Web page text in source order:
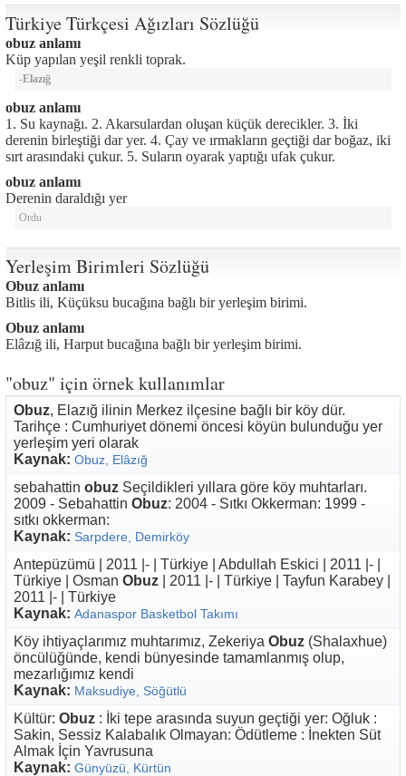
Türkiye Türkçesi Ağızları Sözlüğü
obuz anlamı
Küp yapılan yeşil renkli toprak.
-Elazığ
obuz anlamı
1. Su kaynağı. 2. Akarsulardan oluşan küçük derecikler. 3. İki
derenin birleştiği dar yer. 4. Çay ve ırmakların geçtiği dar boğaz, iki
sırt arasındaki çukur. 5. Suların oyarak yaptığı ufak çukur.
obuz anlamı
Derenin daraldığı yer
Ordu
Yerleşim Birimleri Sözlüğü
Obuz anlamı
Bitlis ili, Küçüksu bucağına bağlı bir yerleşim birimi.
Obuz anlamı
Elâzığ ili, Harput bucağına bağlı bir yerleşim birimi.
"obuz" için örnek kullanımlar
Obuz, Elazığ ilinin Merkez ilçesine bağlı bir köy dür.
Tarihçe : Cumhuriyet dönemi öncesi köyün bulunduğu yer
yerleşim yeri olarak
Kaynak: Obuz, Elâzığ
sebahattin obuz Seçildikleri yıllara göre köy muhtarları.
2009 - Sebahattin Obuz: 2004 - Sıtkı Okkerman: 1999 -
sıtkı okkerman:
Kaynak: Sarpdere, Demirköy
Antepüzümü | 2011 |- | Türkiye | Abdullah Eskici | 2011 |- |
Türkiye | Osman Obuz | 2011 |- | Türkiye | Tayfun Karabey |
2011 |- | Türkiye
Kaynak: Adanaspor Basketbol Takımı
Köy ihtiyaçlarımız muhtarımız, Zekeriya Obuz (Shalaxhue)
öncülüğünde, kendi bünyesinde tamamlanmış olup,
mezarlığımız kendi
Kaynak: Maksudiye, Söğütlü
Kültür: Obuz : İki tepe arasında suyun geçtiği yer: Oğluk :
Sakin, Sessiz Kalabalık Olmayan: Ödütleme : İnekten Süt
Almak İçin Yavrusuna
Kaynak: Günyüzü, Kürtün